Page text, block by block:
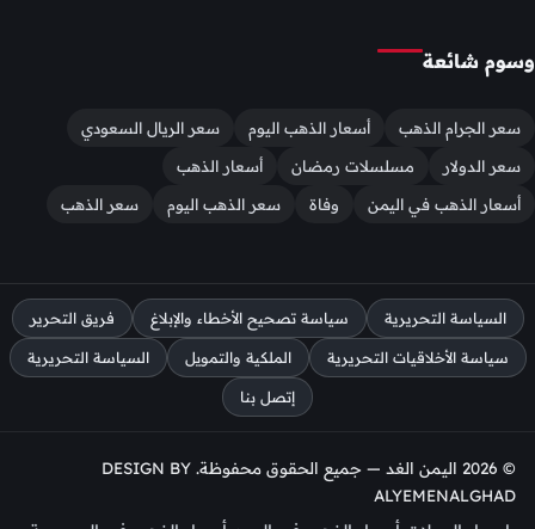
وسوم شائعة
سعر الجرام الذهب أسعار الذهب اليوم
سعر الريال السعودي
سعر الدولار
مسلسلات رمضان
أسعار الذهب
أسعار الذهب في اليمن
وفاة سعر الذهب اليوم سعر الذهب
السياسة التحريرية سياسة تصحيح الأخطاء والإبلاغ فريق التحرير
سياسة الأخلاقيات التحريرية الملكية والتمويل السياسة التحريرية
إتصل بنا
© 2026 اليمن الغد — جميع الحقوق محفوظة. DESIGN BY
ALYEMENALGHAD